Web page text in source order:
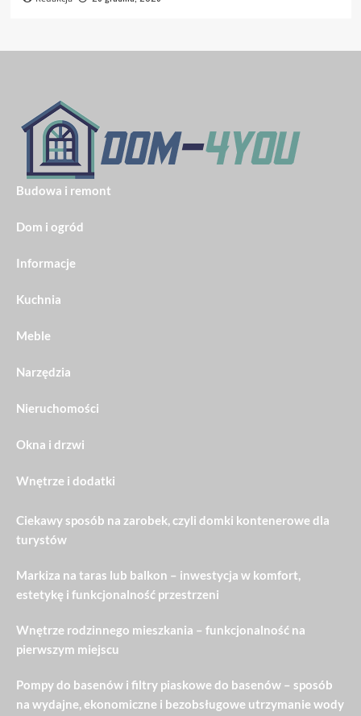
Budowa i remont
Dom i ogród
Informacje
Kuchnia
Meble
Narzędzia
Nieruchomości
Okna i drzwi
Wnętrze i dodatki
Ciekawy sposób na zarobek, czyli domki kontenerowe dla
turystów
Markiza na taras lub balkon – inwestycja w komfort,
estetykę i funkcjonalność przestrzeni
Wnętrze rodzinnego mieszkania – funkcjonalność na
pierwszym miejscu
Pompy do basenów i filtry piaskowe do basenów – sposób
na wydajne, ekonomiczne i bezobsługowe utrzymanie wody